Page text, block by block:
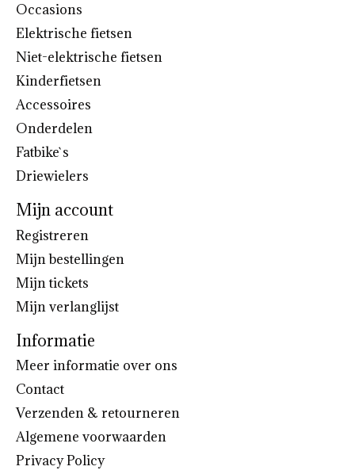
Occasions
Elektrische fietsen
Niet-elektrische fietsen
Kinderfietsen
Accessoires
Onderdelen
Fatbike`s
Driewielers
Mijn account
Registreren
Mijn bestellingen
Mijn tickets
Mijn verlanglijst
Informatie
Meer informatie over ons
Contact
Verzenden & retourneren
Algemene voorwaarden
Privacy Policy